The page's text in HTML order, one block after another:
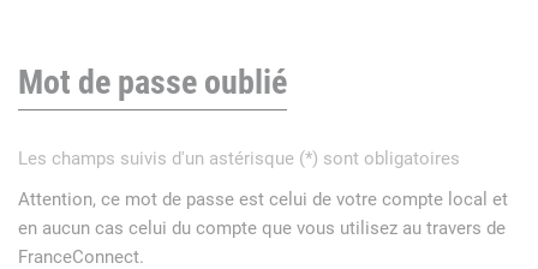
Mot de passe oublié
Les champs suivis d'un astérisque (*) sont obligatoires
Attention, ce mot de passe est celui de votre compte local et
en aucun cas celui du compte que vous utilisez au travers de
FranceConnect.